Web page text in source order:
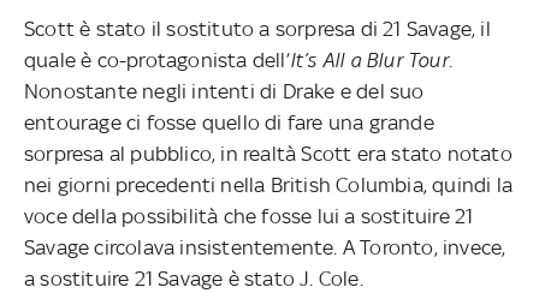
Scott è stato il sostituto a sorpresa di 21 Savage, il
quale è co-protagonista dell’It’s All a Blur Tour.
Nonostante negli intenti di Drake e del suo
entourage ci fosse quello di fare una grande
sorpresa al pubblico, in realtà Scott era stato notato
nei giorni precedenti nella British Columbia, quindi la
voce della possibilità che fosse lui a sostituire 21
Savage circolava insistentemente. A Toronto, invece,
a sostituire 21 Savage è stato J. Cole.